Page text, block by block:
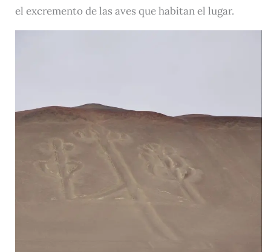
el excremento de las aves que habitan el lugar.